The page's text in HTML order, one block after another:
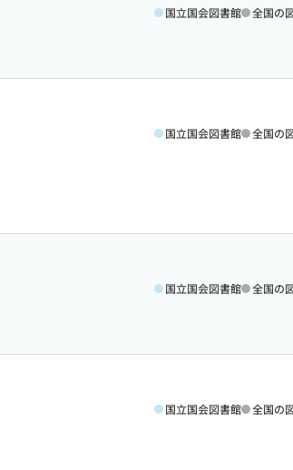
国立国会図書館 全国の
国立国会図書館 全国の
国立国会図書館 全国の
国立国会図書館 全国の